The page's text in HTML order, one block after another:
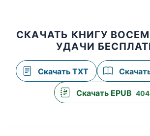
СКАЧАТЬ КНИГУ
УДАЧИ
Скачать TXT
Скачать EPUB